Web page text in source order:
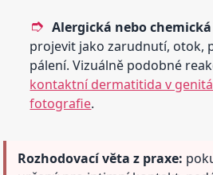
Alergická nebo
projevit jako zarudnutí, otok,
pálení. Vizuálně podobné
kontaktní dermatitida v
fotografie.
Rozhodovací věta z praxe: